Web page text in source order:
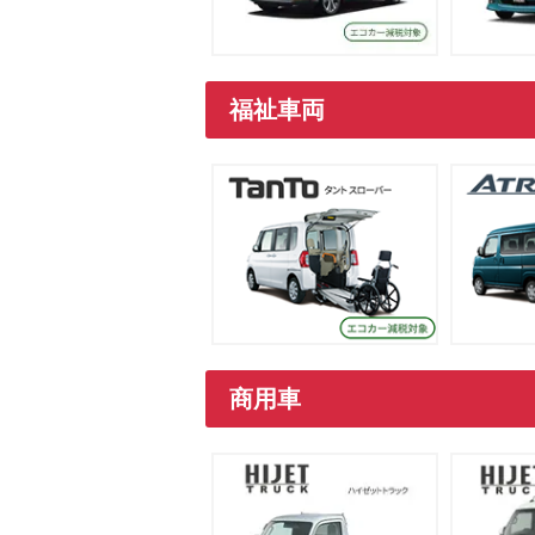
福祉車両
商用車